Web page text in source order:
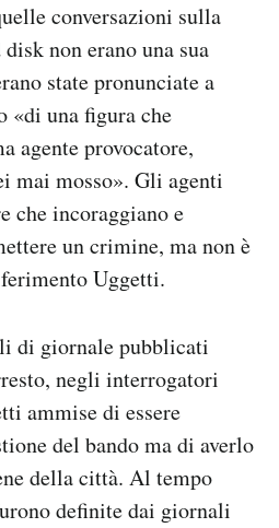
conversazioni sulla
non erano una sua
state pronunciate a
«di una figura che
agente provocatore,
mai mosso». Gli agenti
che incoraggiano e
un crimine, ma non è
Uggetti.
di giornale pubblicati
negli interrogatori
ammise di essere
del bando ma di averlo
della città. Al tempo
definite dai giornali